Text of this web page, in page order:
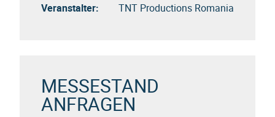
Veranstalter:
TNT Productions Romania
MESSESTAND
ANFRAGEN